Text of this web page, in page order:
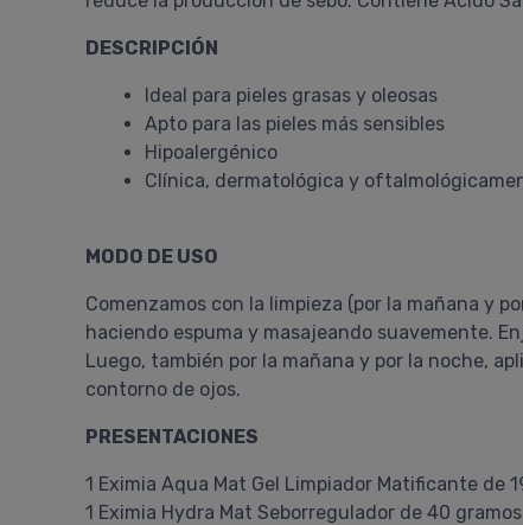
DESCRIPCIÓN
Ideal para pieles grasas y oleosas
Apto para las pieles más sensibles
Hipoalergénico
Clínica, dermatológica y
MODO DE USO
Comenzamos con la limpieza (por la mañana y
haciendo espuma y masajeando suavemente.
Luego, también por la mañana y por la noche,
contorno de ojos.
PRESENTACIONES
1 Eximia Aqua Mat Gel Limpiador Matificante de
1 Eximia Hydra Mat Seborregulador de 40 gramos